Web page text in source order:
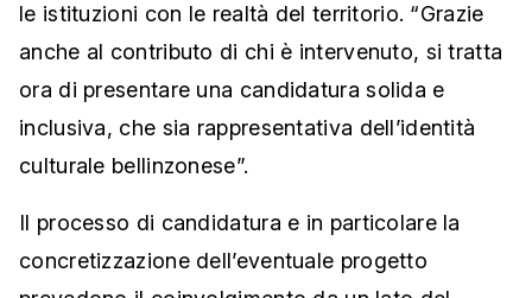
le istituzioni con le realtà del territorio. “Grazie
anche al contributo di chi è intervenuto, si tratta
ora di presentare una candidatura solida e
inclusiva, che sia rappresentativa dell’identità
culturale bellinzonese”.
Il processo di candidatura e in particolare la
concretizzazione dell’eventuale progetto